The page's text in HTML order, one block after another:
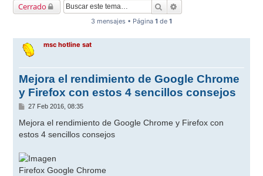
Cerrado Buscar
3 mensajes • Página 1 de 1
msc hotline sat
Mejora el rendimiento de Google Chrome
y Firefox con estos 4 sencillos consejos
M
n
a
e
27 Feb 2016, 08:35
Mejora el rendimiento de Google Chrome y Firefox con
estos 4 sencillos consejos
Firefox Google Chrome